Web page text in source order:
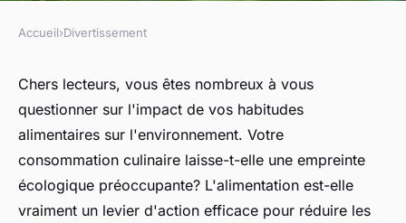
Quels sont les meilleurs
moyens de réduire l'empreinte
carbonique de votre régime
alimentaire?
Accueil›Divertissement
Chers lecteurs, vous êtes nombreux à vous
questionner sur l'impact de vos habitudes
alimentaires sur l'environnement. Votre
consommation culinaire laisse-t-elle une empreinte
écologique préoccupante? L'alimentation est-elle
vraiment un levier d'action efficace pour réduire les